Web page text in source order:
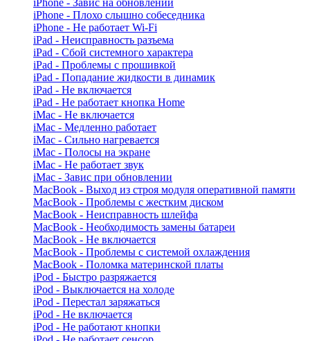
iPhone - Завис на обновлении
iPhone - Плохо слышно собеседника
iPhone - Не работает Wi-Fi
iPad - Неисправность разъема
iPad - Сбой системного характера
iPad - Проблемы с прошивкой
iPad - Попадание жидкости в динамик
iPad - Не включается
iPad - Не работает кнопка Home
iMac - Не включается
iMac - Медленно работает
iMac - Сильно нагревается
iMac - Полосы на экране
iMac - Не работает звук
iMac - Завис при обновлении
MacBook - Выход из строя модуля оперативной памяти
MacBook - Проблемы с жестким диском
MacBook - Неисправность шлейфа
MacBook - Необходимость замены батареи
MacBook - Не включается
MacBook - Проблемы с системой охлаждения
MacBook - Поломка материнской платы
iPod - Быстро разряжается
iPod - Выключается на холоде
iPod - Перестал заряжаться
iPod - Не включается
iPod - Не работают кнопки